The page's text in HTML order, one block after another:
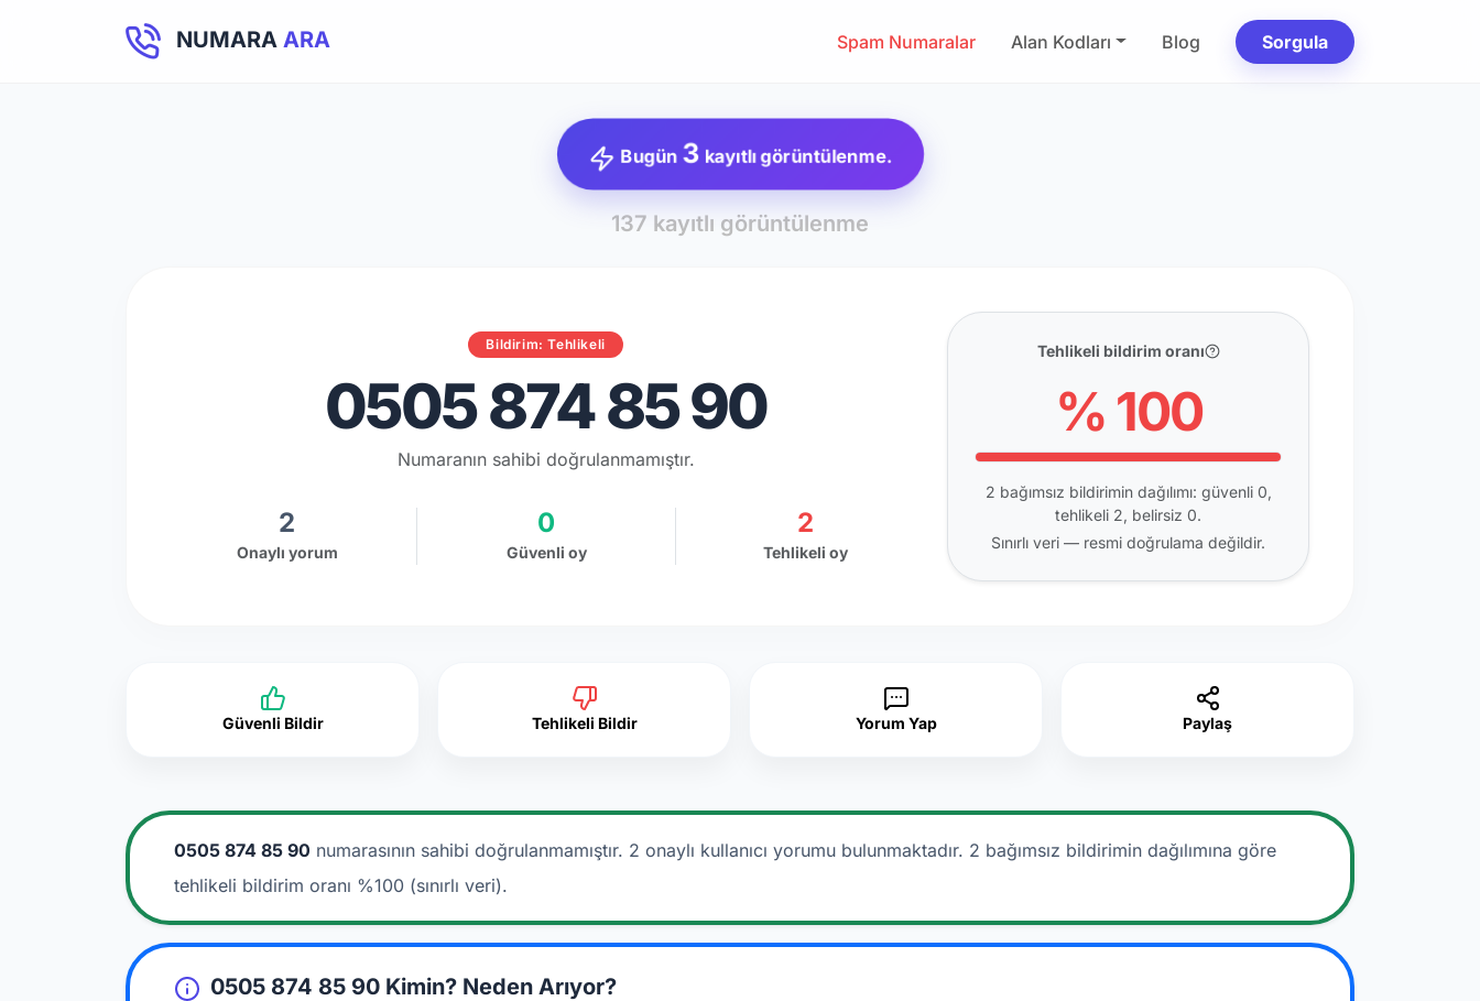
NUMARA ARA Spam Numaralar Alan Kodları Blog Sorgula
Bugün3 kayıtlı görüntülenme.
137 kayıtlı görüntülenme
Bildirim: Tehlikeli
0505 874 85 90
Numaranın sahibi doğrulanmamıştır.
2
Onaylı yorum
0
Güvenli oy
2
Tehlikeli oy
Tehlikeli bildirim oranı
% 100
2 bağımsız bildirimin dağılımı: güvenli 0,
tehlikeli 2, belirsiz 0.
Sınırlı veri — resmi doğrulama değildir.
Güvenli Bildir Tehlikeli Bildir Yorum Yap Paylaş
0505 874 85 90 numarasının sahibi doğrulanmamıştır. 2 onaylı kullanıcı yorumu bulunmaktadır. 2 bağımsız bildirimin dağılımına göre
tehlikeli bildirim oranı %100 (sınırlı veri).
0505 874 85 90 Kimin? Neden Arıyor?